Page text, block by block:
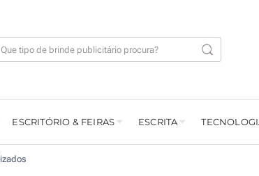
ESCRITÓRIO & FEIRAS ESCRITA